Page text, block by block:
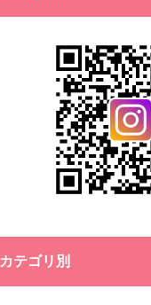
カテゴリ別